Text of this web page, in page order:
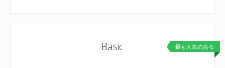
最も人気のある
Basic